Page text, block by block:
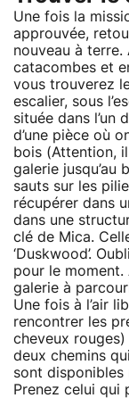
Une fois la
approuvée,
nouveau à terre.
catacombes et
vous trouverez
escalier, sous
située dans l’un
d’une pièce où
bois (Attention,
galerie jusqu’au
sauts sur les
récupérer dans
dans une
clé de Mica.
‘Duskwood’.
pour le moment.
galerie à
Une fois à l’air
rencontrer les
cheveux rouges)
deux chemins
sont disponibles
Prenez celui qui